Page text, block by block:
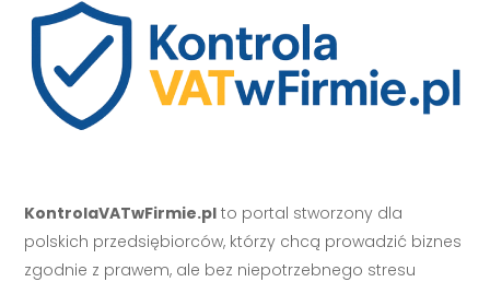
KontrolaVATwFirmie.pl to portal stworzony dla
polskich przedsiębiorców, którzy chcą prowadzić biznes
zgodnie z prawem, ale bez niepotrzebnego stresu